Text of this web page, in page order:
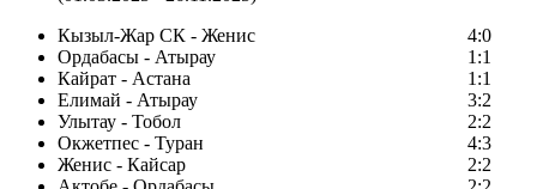
Кызыл-Жар СК - Женис
4:0
Ордабасы - Атырау
1:1
Кайрат - Астана
1:1
Елимай - Атырау
3:2
Улытау - Тобол
2:2
Окжетпес - Туран
4:3
Женис - Кайсар
2:2